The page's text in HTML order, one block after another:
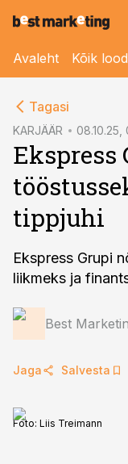
Avaleht Kõik lood
Tagasi
KARJÄÄR 08.10.25,
Ekspress
tippjuhi
Ekspress Grupi
liikmeks ja
Best
Jaga Salvesta
Foto: Liis Treimann